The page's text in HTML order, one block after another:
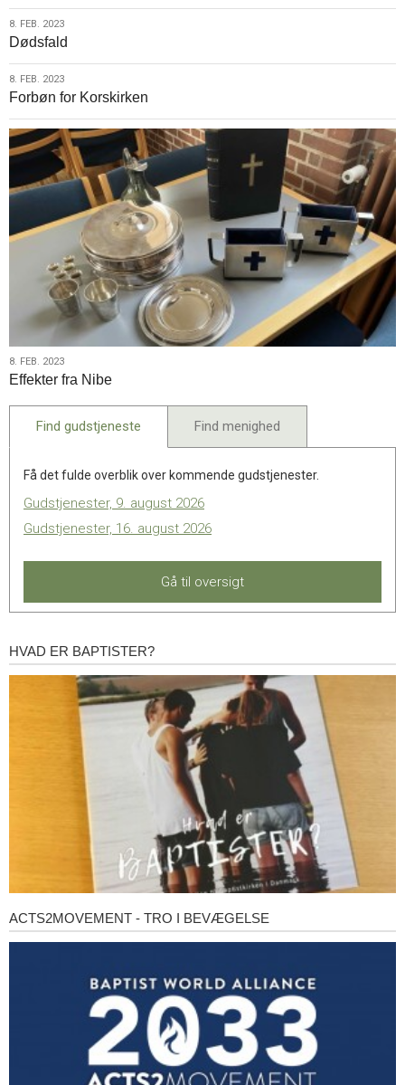
2023
8.
feb.
2023
8. FEB. 2023
Dødsfald
8.
feb.
2023
8. FEB. 2023
Forbøn for Korskirken
8.
feb.
2023
8. FEB. 2023
Effekter fra Nibe
Find gudstjeneste Find menighed
Få det fulde overblik over kommende gudstjenester.
Gudstjenester, 9. august 2026
Gudstjenester, 16. august 2026
Gå til oversigt
Hvad
er
HVAD ER BAPTISTER?
Acts2Movement
-
ACTS2MOVEMENT - TRO I BEVÆGELSE